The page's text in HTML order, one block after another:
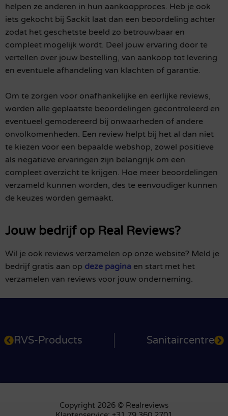
helpen ze anderen in hun aankoopproces. Heb je ook
iets gekocht bij Sackit laat dan een beoordeling achter
zodat het geschetste beeld zo betrouwbaar en
compleet mogelijk wordt. Deel jouw ervaring door te
vertellen over jouw bestelling, van aankoop tot levering
en eventuele afhandeling van klachten of garantie.
Om te zorgen voor onafhankelijke en eerlijke reviews,
worden alle geplaatste beoordelingen gecontroleerd en
eventueel gemodereerd bij onwaarheden of andere
onvolkomenheden. Een review helpt bij het al dan niet
te kiezen voor een bepaalde webshop, zowel positieve
als negatieve ervaringen zijn belangrijk om een
compleet overzicht te krijgen. Hoe meer beoordelingen
verzameld kunnen worden, des te eenvoudiger kunnen
de keuzes worden gemaakt.
Jouw bedrijf op Real Reviews?
Wil je ook reviews verzamelen op onze website? Meld je
bedrijf gratis aan op deze pagina en start met het
verzamelen van reviews voor jouw onderneming.
RVS-Products Sanitaircentre
Copyright 2026 © Realreviews